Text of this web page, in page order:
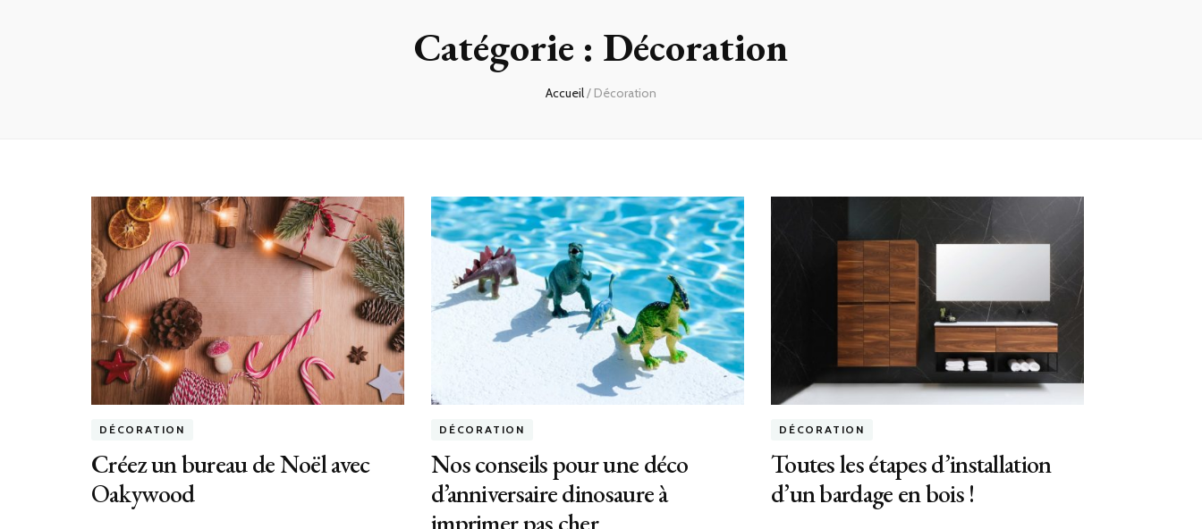
Catégorie : Décoration
Accueil/ Décoration
DÉCORATION
Créez un bureau de Noël avec
Oakywood
DÉCORATION
Nos conseils pour une déco
d’anniversaire dinosaure à
DÉCORATION
Toutes les étapes d’installation
d’un bardage en bois !